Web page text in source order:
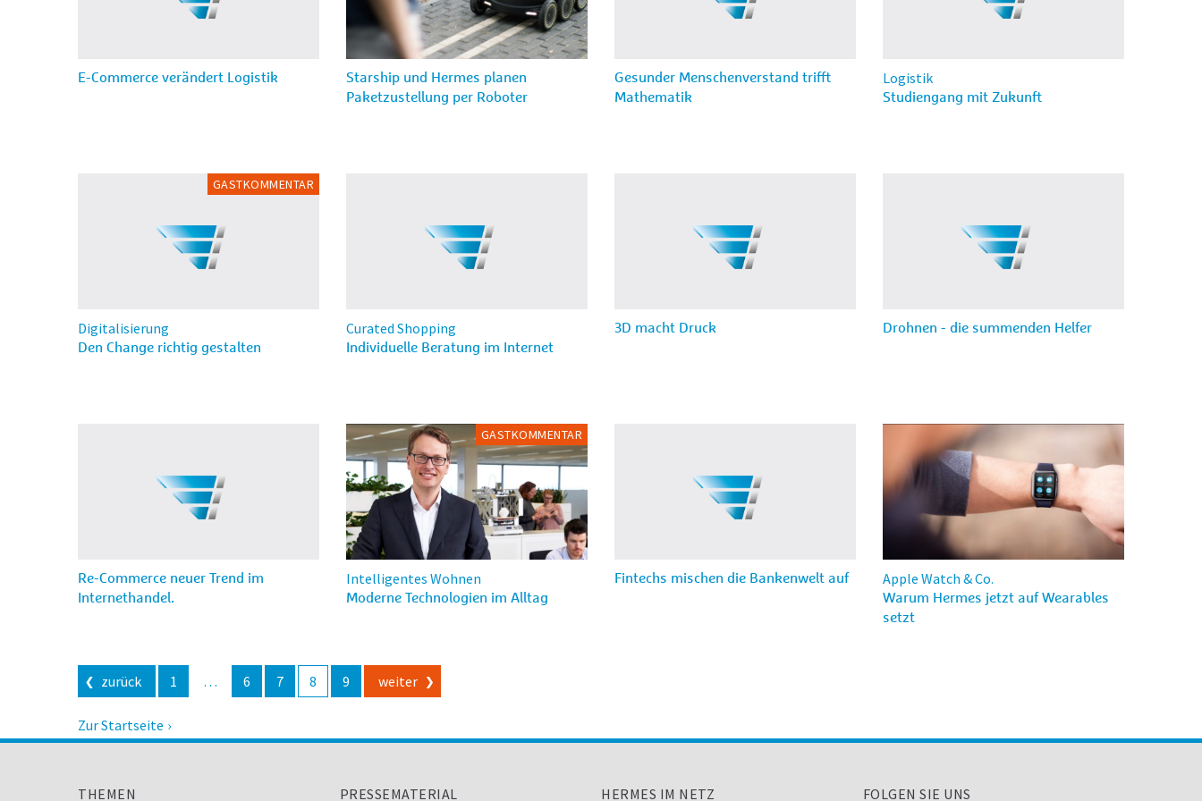
E-Commerce verändert Logistik
Starship und Hermes planen
Paketzustellung per Roboter
Gesunder Menschenverstand trifft
Mathematik
Logistik
Studiengang mit Zukunft
GASTKOMMENTAR
Digitalisierung
Den Change richtig gestalten
Curated Shopping
Individuelle Beratung im Internet
3D macht Druck Drohnen - die summenden Helfer
Re-Commerce neuer Trend im
Internethandel.
GASTKOMMENTAR
Intelligentes Wohnen
Moderne Technologien im Alltag
Fintechs mischen die Bankenwelt auf Apple Watch & Co.
Warum Hermes jetzt auf Wearables
setzt
Beitragsnavigation
zurück 1 … 6 7 8 9 weiter
Zur Startseite
THEMEN PRESSEMATERIAL HERMES IM NETZ FOLGEN SIE UNS